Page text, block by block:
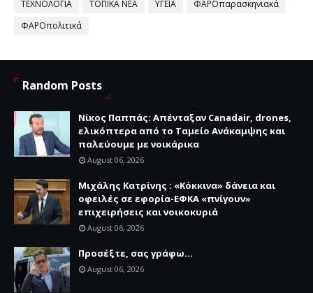
ΤΕΧΝΟΛΟΓΙΑ
ΤΟΠΙΚΑ ΝΕΑ ΥΓΕΙΑ
ΦΑΡΟπαρασκηνιακά
ΦΑΡΟπολιτικά
Random Posts
Νίκος Παππάς: Απένταξαν Canadair, drones,
ελικόπτερα από το Ταμείο Ανάκαμψης και
παλεύουμε με νοικάρικα
August 06, 2026
Μιχάλης Κατρίνης : «Κόκκινα» δάνεια και
οφειλές σε εφορία-ΕΦΚΑ «πνίγουν»
επιχειρήσεις και νοικοκυριά
August 06, 2026
Προσέξτε, σας γράφω...
August 06, 2026